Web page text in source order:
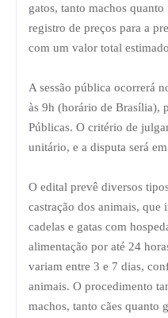
gatos, tanto machos
registro de preços para a
com um valor total
A sessão pública ocorrerá
às 9h (horário de Brasília),
Públicas. O critério de
unitário, e a disputa será
O edital prevê diversos
castração dos animais, que
cadelas e gatas com
alimentação por até 24
variam entre 3 e 7 dias,
animais. O procedimento
machos, tanto cães quanto